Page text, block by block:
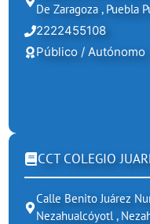
De Zaragoza , Puebla
2222455108
Público / Autónomo
CCT COLEGIO
Calle Benito Juárez
Nezahualcóyotl ,